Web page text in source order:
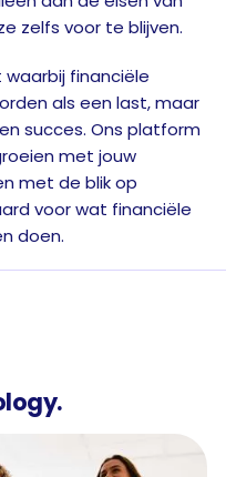
zelfs voor te blijven.
financiële
als een last, maar
succes. Ons platform
met jouw
met de blik op
voor wat financiële
doen.